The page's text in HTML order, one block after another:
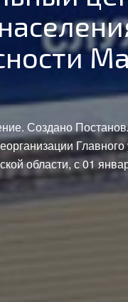
обороны,
стихийных
объектах в